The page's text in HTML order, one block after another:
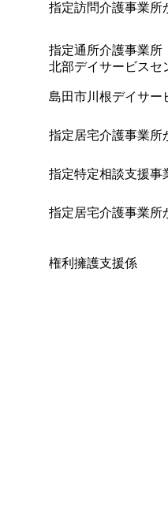
指定訪問介護事業所
指定通所介護事業所
北部デイサービスセ
島田市川根デイサー
指定居宅介護事業所
指定特定相談支援事
指定居宅介護事業所
権利擁護支援係